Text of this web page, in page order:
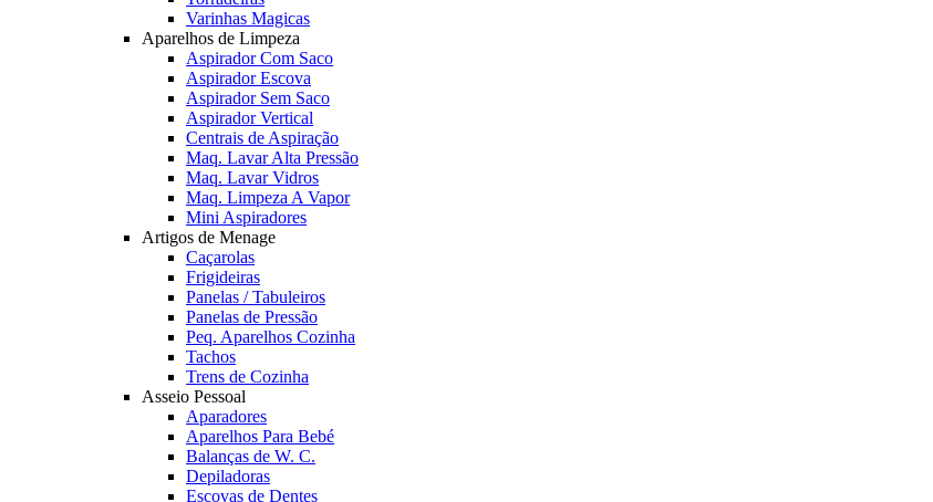
Varinhas Magicas
Aparelhos de Limpeza
Aspirador Com Saco
Aspirador Escova
Aspirador Sem Saco
Aspirador Vertical
Centrais de Aspiração
Maq. Lavar Alta Pressão
Maq. Lavar Vidros
Maq. Limpeza A Vapor
Mini Aspiradores
Artigos de Menage
Caçarolas
Frigideiras
Panelas / Tabuleiros
Panelas de Pressão
Peq. Aparelhos Cozinha
Tachos
Trens de Cozinha
Asseio Pessoal
Aparadores
Aparelhos Para Bebé
Balanças de W. C.
Depiladoras
Escovas de Dentes